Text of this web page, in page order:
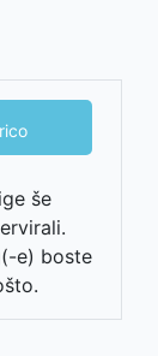
še
e) boste